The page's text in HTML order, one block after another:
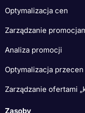
Optymalizacja cen
Zarządzanie
Analiza promocji
Optymalizacja przecen
Zarządzanie ofertami
Zasoby